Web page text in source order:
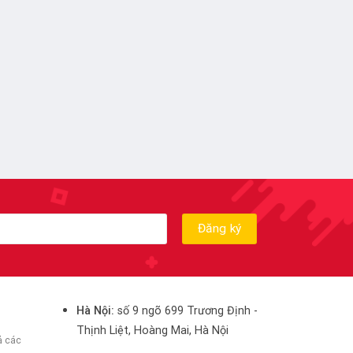
các
Hà Nội:số 9 ngõ 699 Trương Định -
Thịnh Liệt, Hoàng Mai, Hà Nội